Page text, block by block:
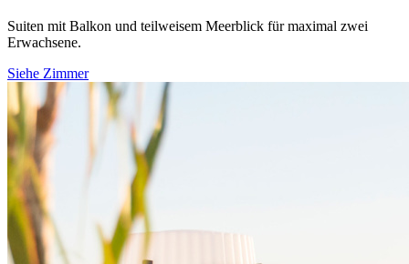
Suiten mit Balkon und teilweisem Meerblick für maximal zwei
Erwachsene.
Siehe Zimmer